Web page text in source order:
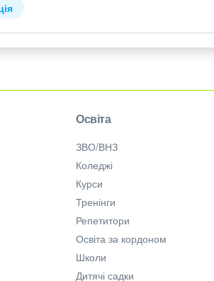
Освіта
ЗВО/ВНЗ
Коледжі
Курси
Тренінги
Репетитори
Освіта за кордоном
Школи
Дитячі садки